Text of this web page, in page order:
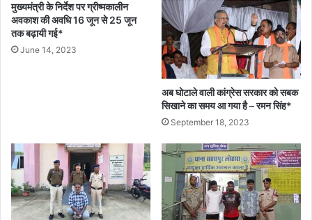
मुख्यमंत्री के निर्देश पर ग्रीष्मकालीन
अवकाश की अवधि 16 जून से 25 जून
तक बढ़ायी गई*
June 14, 2023
अब घोटाले वाली कांग्रेस सरकार को सबक
सिखाने का समय आ गया है – रमन सिंह*
September 18, 2023